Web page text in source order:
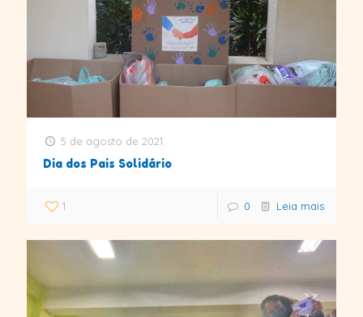
5 de agosto de 2021
Dia dos Pais Solidário
1 0 Leia mais